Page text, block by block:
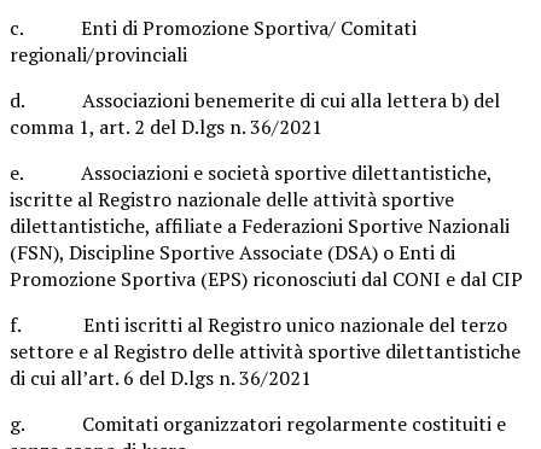
c. Enti di Promozione Sportiva/ Comitati
regionali/provinciali
d. Associazioni benemerite di cui alla lettera b) del
comma 1, art. 2 del D.lgs n. 36/2021
e. Associazioni e società sportive dilettantistiche,
iscritte al Registro nazionale delle attività sportive
dilettantistiche, affiliate a Federazioni Sportive Nazionali
(FSN), Discipline Sportive Associate (DSA) o Enti di
Promozione Sportiva (EPS) riconosciuti dal CONI e dal CIP
f. Enti iscritti al Registro unico nazionale del terzo
settore e al Registro delle attività sportive dilettantistiche
di cui all’art. 6 del D.lgs n. 36/2021
g. Comitati organizzatori regolarmente costituiti e